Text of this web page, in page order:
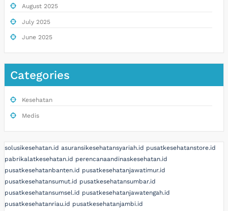
August 2025
July 2025
June 2025
Categories
Kesehatan
Medis
solusikesehatan.id asuransikesehatansyariah.id pusatkesehatanstore.id
pabrikalatkesehatan.id perencanaandinaskesehatan.id
pusatkesehatanbanten.id pusatkesehatanjawatimur.id
pusatkesehatansumut.id pusatkesehatansumbar.id
pusatkesehatansumsel.id pusatkesehatanjawatengah.id
pusatkesehatanriau.id pusatkesehatanjambi.id